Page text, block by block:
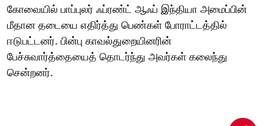
கோவையில் பாப்புலர் ஃப்ரண்ட் ஆஃப் இந்தியா அமைப்பின்
மீதான தடையை எதிர்த்து பெண்கள் போராட்டத்தில்
ஈடுபட்டனர். பின்பு காவல்துறையினரின்
பேச்சுவார்த்தையைத் தொடர்ந்து அவர்கள் கலைந்து
சென்றனர்.